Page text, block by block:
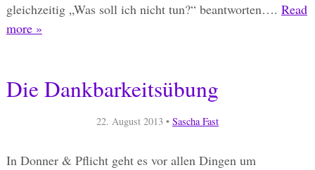
gleichzeitig „Was soll ich nicht tun?“ beantworten…. Read
more »
Die Dankbarkeitsübung
22. August 2013 • Sascha Fast
In Donner & Pflicht geht es vor allen Dingen um